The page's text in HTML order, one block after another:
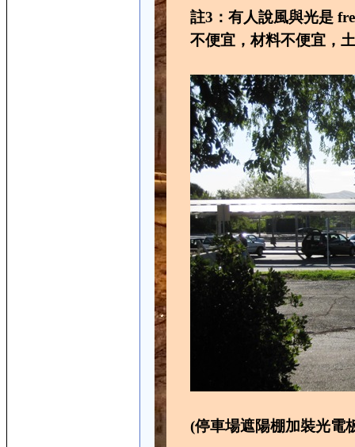
註3：有人說風與光是
不便宜，材料不便宜，
(停車場遮陽棚加裝光電